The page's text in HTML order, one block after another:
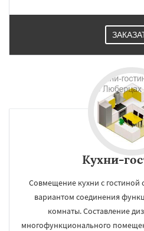
Кухни-
Совмещение кухни с
вариантом соединения
комнаты. Составление
многофункционального